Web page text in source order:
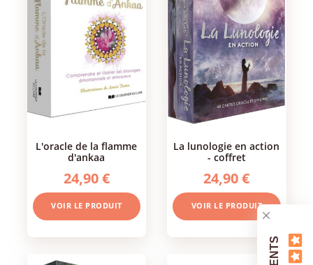
l'oracle de la flamme
d'ankaa
24,90 €
VOIR LE PRODUIT
la lunologie en action
- coffret
24,90 €
VOIR LE PRODUIT